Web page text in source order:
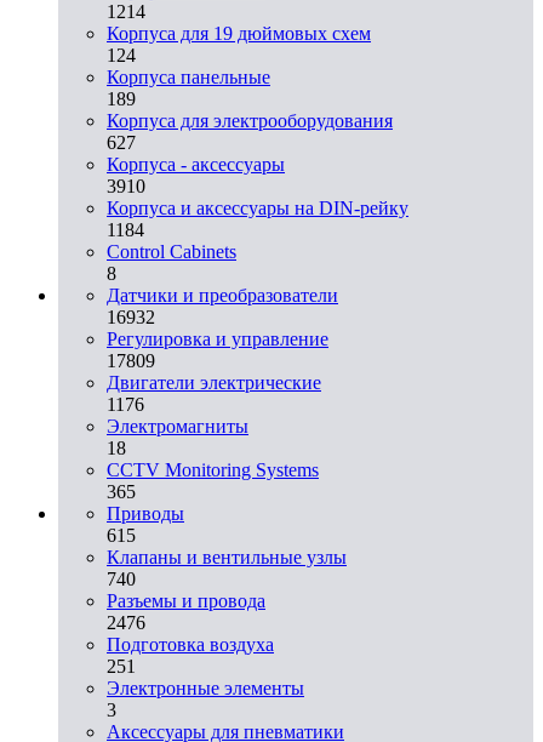
1214
Корпуса для 19 дюймовых схем
124
Корпуса панельные
189
Корпуса для электрооборудования
627
Корпуса - аксессуары
3910
Корпуса и аксессуары на DIN-рейку
1184
Control Cabinets
8
Датчики и преобразователи
16932
Регулировка и управление
17809
Двигатели электрические
1176
Электромагниты
18
CCTV Monitoring Systems
365
Приводы
615
Клапаны и вентильные узлы
740
Разъемы и провода
2476
Подготовка воздуха
251
Электронные элементы
3
Аксессуары для пневматики